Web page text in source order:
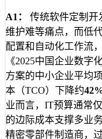
A1：
传统软件定制开
维护难等痛点，而低
配置和自动化工作流
《2025中国企业数字
方案的中小企业平均
本（TCO）下降约
业而言，IT预算通常
的边际成本支撑多业
精密零部件制造商，